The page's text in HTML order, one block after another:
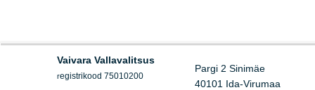
Vaivara Vallavalitsus
registrikood 75010200
Pargi 2 Sinimäe
40101 Ida-Virumaa